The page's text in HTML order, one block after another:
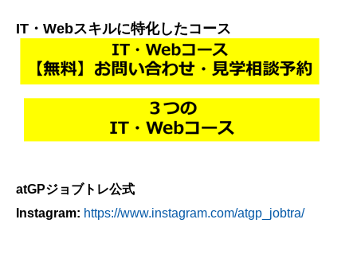
IT・Webスキルに特化したコース
atGPジョブトレ公式
Instagram: https://www.instagram.com/atgp_jobtra/